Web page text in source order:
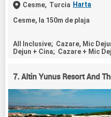
Cesme, Turcia Harta
Cesme, la 150m de plaja
All Inclusive; Cazare, Mic
Dejun + Cina; Cazare + Mic
7. Altin Yunus Resort And